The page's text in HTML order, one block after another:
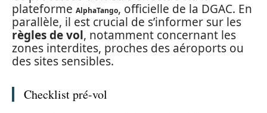
plateforme AlphaTango, officielle de la DGAC. En
parallèle, il est crucial de s’informer sur les
règles de vol, notamment concernant les
zones interdites, proches des aéroports ou
des sites sensibles.
Checklist pré-vol